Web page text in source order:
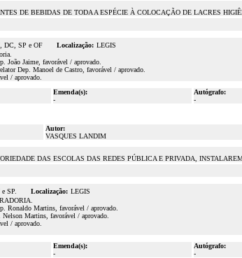
DE BEBIDAS DE TODA A ESPÉCIE À COLOCAÇÃO DE LACRES
DC, SP e OF Localização: LEGIS
João Jaime, favorável / aprovado.
Dep. Manoel de Castro, favorável / aprovado.
/ aprovado.
Emenda(s):
-
Autógrafo:
-
Autor:
VASQUES LANDIM
DAS ESCOLAS DAS REDES PÚBLICA E PRIVADA,
SP. Localização: LEGIS
Ronaldo Martins, favorável / aprovado.
Martins, favorável / aprovado.
/ aprovado.
Emenda(s):
-
Autógrafo:
-